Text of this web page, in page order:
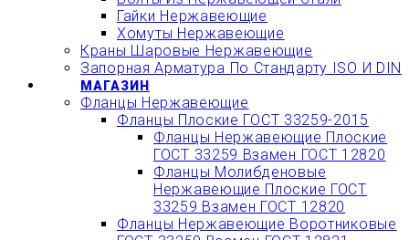
Гайки Нержавеющие
Хомуты Нержавеющие
Краны Шаровые Нержавеющие
Запорная Арматура По Стандарту ISO И DIN
МАГАЗИН
Фланцы Нержавеющие
Фланцы Плоские ГОСТ 33259-2015
Фланцы Нержавеющие Плоские
ГОСТ 33259 Взамен ГОСТ 12820
Фланцы Молибденовые
Нержавеющие Плоские ГОСТ
33259 Взамен ГОСТ 12820
Фланцы Нержавеющие Воротниковые